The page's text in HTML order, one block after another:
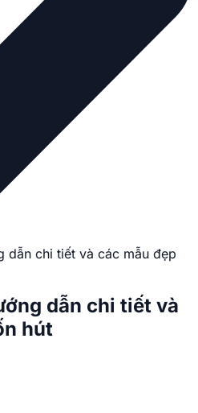
dẫn chi tiết và các mẫu đẹp
dẫn chi tiết và
hút